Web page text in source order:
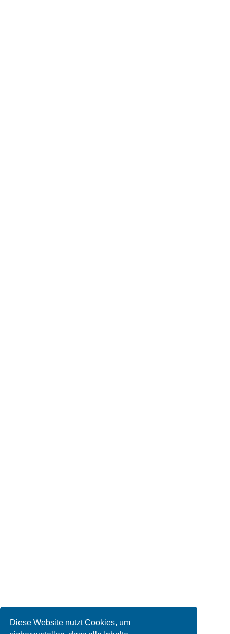
Diese Website nutzt Cookies, um